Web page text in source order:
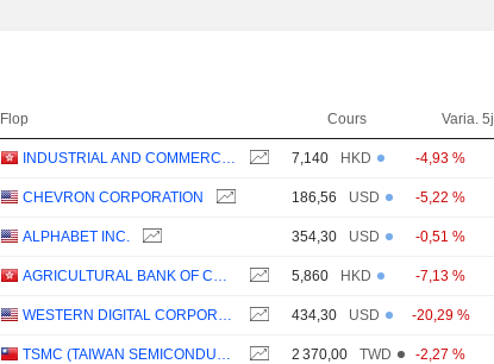
Flop Cours Varia. 5j.
7,140 HKD -4,93 %
CHEVRON CORPORATION 186,56 USD -5,22 %
ALPHABET INC. 354,30 USD -0,51 %
5,860 HKD -7,13 %
434,30 USD -20,29 %
2 370,00 TWD -2,27 %